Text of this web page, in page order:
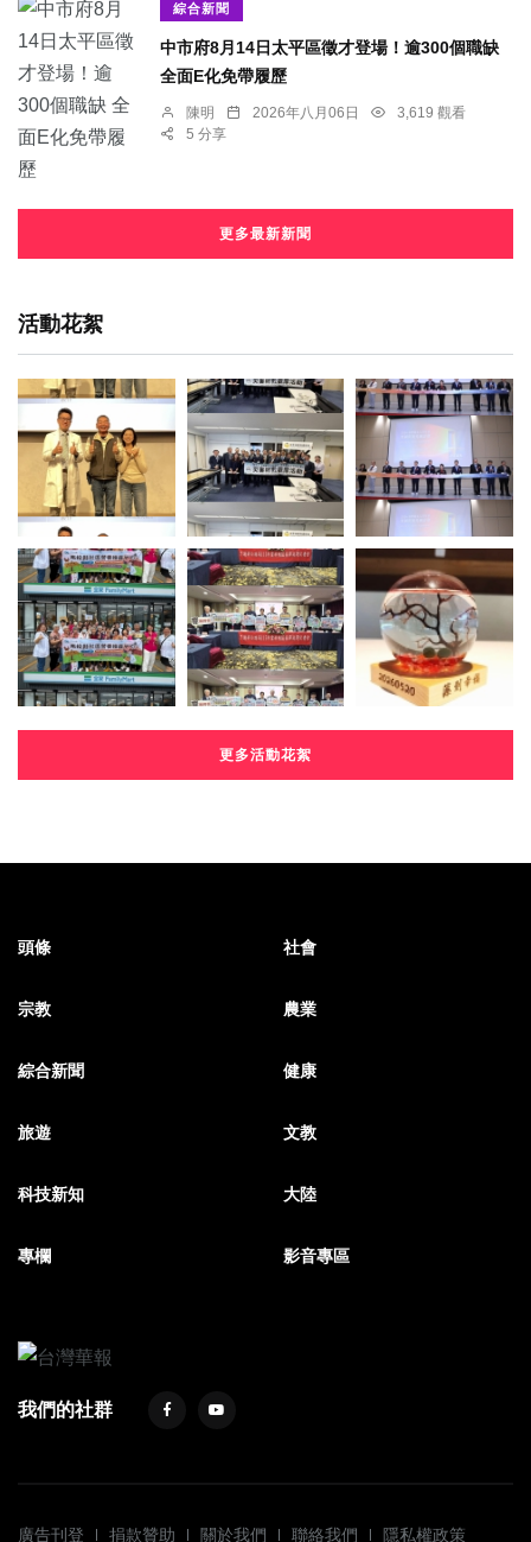
綜合新聞
中市府8月14日太平區徵才登場！逾300個職缺
全面E化免帶履歷
陳明 2026年八月06日
3,619 觀看
5 分享
更多最新新聞
活動花絮
更多活動花絮
頭條 社會
宗教 農業
綜合新聞 健康
旅遊 文教
科技新知 大陸
專欄 影音專區
我們的社群
廣告刊登 捐款贊助 關於我們 聯絡我們 隱私權政策